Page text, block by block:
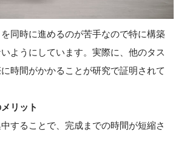
同時に進めるのが苦手なので特に構築
ようにしています。実際に、他のタス
時間がかかることが研究で証明されて
リット
することで、完成までの時間が短縮さ